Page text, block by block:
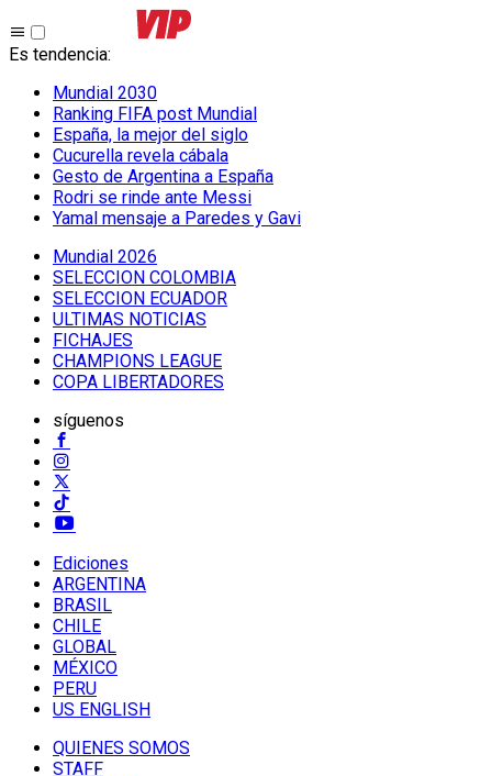
Es tendencia:
Mundial 2030
Ranking FIFA post Mundial
España, la mejor del siglo
Cucurella revela cábala
Gesto de Argentina a España
Rodri se rinde ante Messi
Yamal mensaje a Paredes y Gavi
Mundial 2026
SELECCION COLOMBIA
SELECCION ECUADOR
ULTIMAS NOTICIAS
FICHAJES
CHAMPIONS LEAGUE
COPA LIBERTADORES
síguenos
Ediciones
ARGENTINA
BRASIL
CHILE
GLOBAL
MÉXICO
PERU
US ENGLISH
QUIENES SOMOS
STAFF